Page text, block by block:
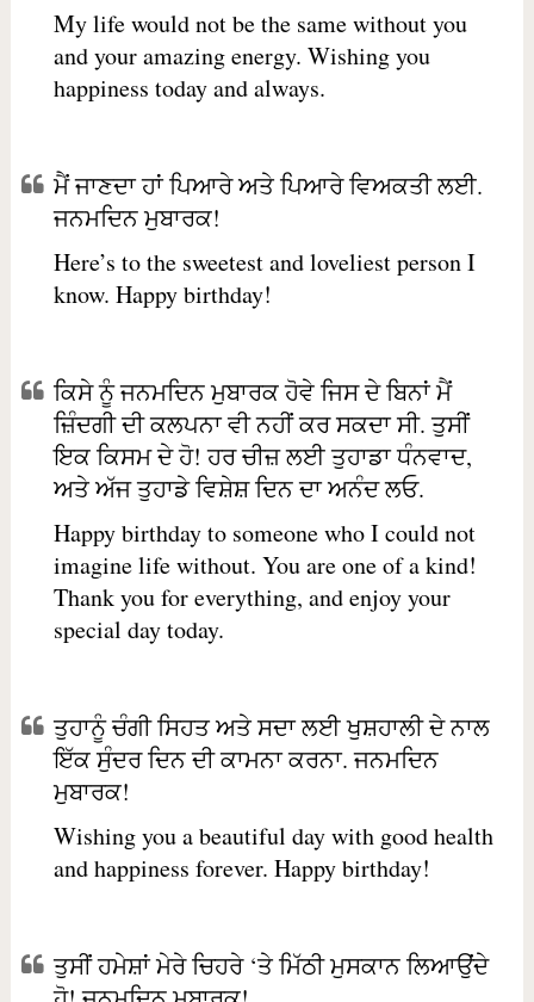
My life would not be the same without you
and your amazing energy. Wishing you
happiness today and always.
ਮੈਂ ਜਾਣਦਾ ਹਾਂ ਪਿਆਰੇ ਅਤੇ ਪਿਆਰੇ ਵਿਅਕਤੀ ਲਈ.
ਜਨਮਦਿਨ ਮੁਬਾਰਕ!
Here’s to the sweetest and loveliest person I
know. Happy birthday!
ਕਿਸੇ ਨੂੰ ਜਨਮਦਿਨ ਮੁਬਾਰਕ ਹੋਵੇ ਜਿਸ ਦੇ ਬਿਨਾਂ ਮੈਂ
ਜ਼ਿੰਦਗੀ ਦੀ ਕਲਪਨਾ ਵੀ ਨਹੀਂ ਕਰ ਸਕਦਾ ਸੀ. ਤੁਸੀਂ
ਇਕ ਕਿਸਮ ਦੇ ਹੋ! ਹਰ ਚੀਜ਼ ਲਈ ਤੁਹਾਡਾ ਧੰਨਵਾਦ,
ਅਤੇ ਅੱਜ ਤੁਹਾਡੇ ਵਿਸ਼ੇਸ਼ ਦਿਨ ਦਾ ਅਨੰਦ ਲਓ.
Happy birthday to someone who I could not
imagine life without. You are one of a kind!
Thank you for everything, and enjoy your
special day today.
ਤੁਹਾਨੂੰ ਚੰਗੀ ਸਿਹਤ ਅਤੇ ਸਦਾ ਲਈ ਖੁਸ਼ਹਾਲੀ ਦੇ ਨਾਲ
ਇੱਕ ਸੁੰਦਰ ਦਿਨ ਦੀ ਕਾਮਨਾ ਕਰਨਾ. ਜਨਮਦਿਨ
ਮੁਬਾਰਕ!
Wishing you a beautiful day with good health
and happiness forever. Happy birthday!
ਤੁਸੀਂ ਹਮੇਸ਼ਾਂ ਮੇਰੇ ਚਿਹਰੇ ‘ਤੇ ਮਿੱਠੀ ਮੁਸਕਾਨ ਲਿਆਉਂਦੇ